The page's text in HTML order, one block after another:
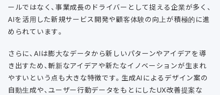
ールではなく、事業成長のドライバーとして捉える企業が多く、
AIを活用した新規サービス開発や顧客体験の向上が積極的に進
められています。
さらに、AIは膨大なデータから新しいパターンやアイデアを導
き出すため、斬新なアイデアや新たなイノベーションが生まれ
やすいという点も大きな特徴です。生成AIによるデザイン案の
自動生成や、ユーザー行動データをもとにしたUX改善提案な